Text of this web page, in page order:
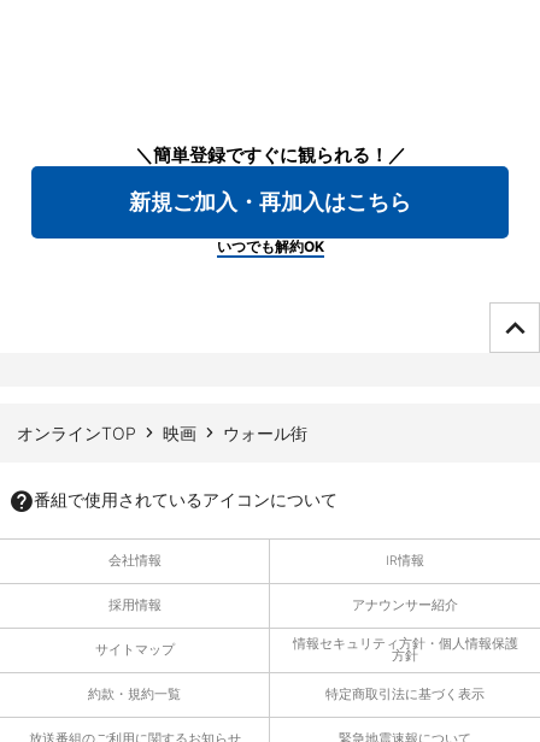
＼簡単登録ですぐに観られる！／
新規ご加入・再加入はこちら
いつでも解約OK
オンラインTOP 映画 ウォール街
番組で使用されているアイコンについて
会社情報 IR情報
採用情報 アナウンサー紹介
サイトマップ 情報セキュリティ方針・個人情報保護
方針
約款・規約一覧 特定商取引法に基づく表示
放送番組のご利用に関するお知らせ 緊急地震速報について